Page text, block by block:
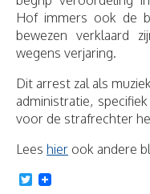
Hof immers ook de
bewezen verklaard
wegens verjaring.
Dit arrest zal als
administratie,
voor de strafrechter
Lees hier ook andere
Twitter